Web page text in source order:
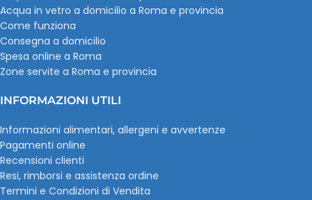
Acqua in vetro a domicilio a Roma e provincia
Come funziona
Consegna a domicilio
Spesa online a Roma
Zone servite a Roma e provincia
INFORMAZIONI UTILI
Informazioni alimentari, allergeni e avvertenze
Pagamenti online
Recensioni clienti
Resi, rimborsi e assistenza ordine
Termini e Condizioni di Vendita